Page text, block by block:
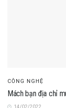
CÔNG NGHỆ
Mách bạn địa chỉ
14/02/2022